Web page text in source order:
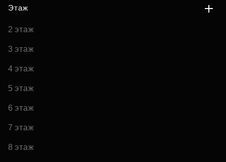
Этаж
2 этаж
3 этаж
4 этаж
5 этаж
6 этаж
7 этаж
8 этаж